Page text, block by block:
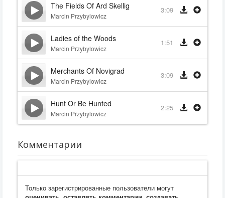
The Fields Of Ard Skellig
Marcin Przybylowicz
3:09
Ladies of the Woods
Marcin Przybylowicz
1:51
Merchants Of Novigrad
Marcin Przybylowicz
3:09
Hunt Or Be Hunted
Marcin Przybylowicz
2:25
Комментарии
Только зарегистрированные пользователи могут